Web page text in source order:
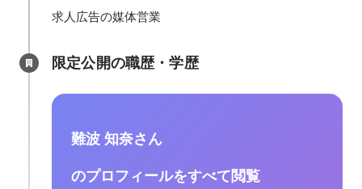
求人広告の媒体営業
限定公開の職歴・学歴
難波 知奈さん
のプロフィールをすべて閲覧